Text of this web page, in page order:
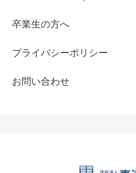
卒業生の方へ
プライバシーポリシー
お問い合わせ